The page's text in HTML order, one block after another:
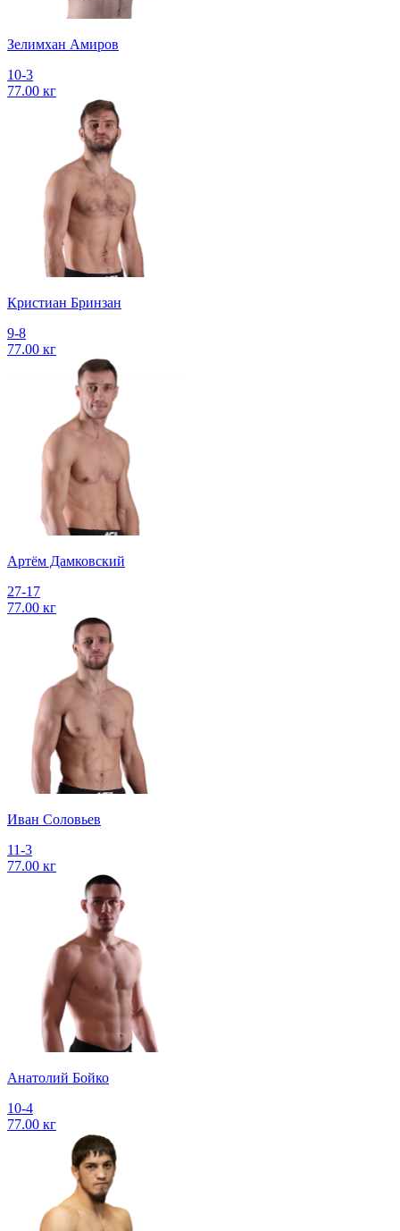
Зелимхан Амиров
10-3
77.00 кг
Кристиан Бринзан
9-8
77.00 кг
Артём Дамковский
27-17
77.00 кг
Иван Соловьев
11-3
77.00 кг
Анатолий Бойко
10-4
77.00 кг